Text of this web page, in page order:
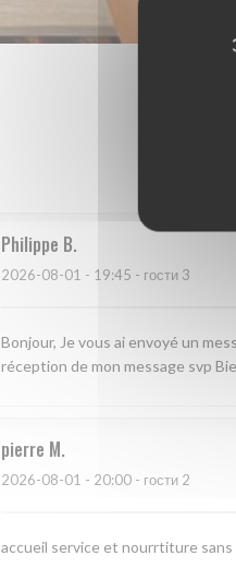
Philippe B
2026-08-01 - 19:45 - гости 3
Bonjour, Je vous ai envoyé un
réception de mon message svp
pierre M
2026-08-01 - 20:00 - гости 2
accueil service et nourrtiture